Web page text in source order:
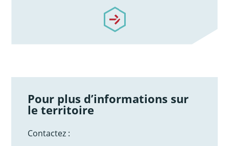
/notre-accompagnement
Pour plus d’informations sur
le territoire
Contactez :